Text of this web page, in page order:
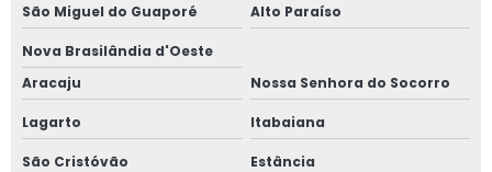
São Miguel do Guaporé Alto Paraíso
Nova Brasilândia d'Oeste
Aracaju
Nossa Senhora do Socorro
Lagarto Itabaiana
São Cristóvão Estância